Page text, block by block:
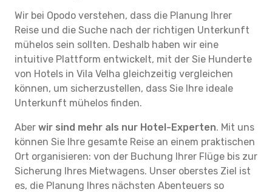
Wir bei Opodo verstehen, dass die Planung Ihrer
Reise und die Suche nach der richtigen Unterkunft
mühelos sein sollten. Deshalb haben wir eine
intuitive Plattform entwickelt, mit der Sie Hunderte
von Hotels in Vila Velha gleichzeitig vergleichen
können, um sicherzustellen, dass Sie Ihre ideale
Unterkunft mühelos finden.
Aber wir sind mehr als nur Hotel-Experten. Mit uns
können Sie Ihre gesamte Reise an einem praktischen
Ort organisieren: von der Buchung Ihrer Flüge bis zur
Sicherung Ihres Mietwagens. Unser oberstes Ziel ist
es, die Planung Ihres nächsten Abenteuers so